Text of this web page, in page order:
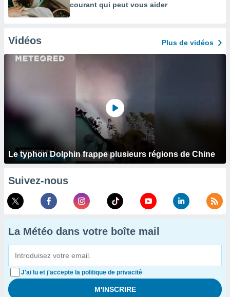
courant qui peut vous aider
Vidéos Plus de vidéos
Le typhon Dolphin frappe plusieurs régions de Chine
Suivez-nous
La Météo dans votre boîte mail
J'ai lu et j'accepte la politique de privacité